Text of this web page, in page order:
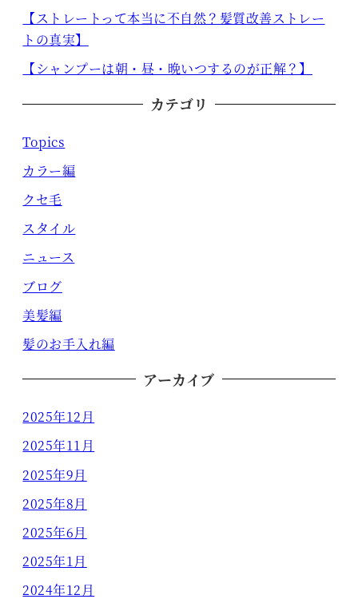
【ストレートって本当に不自然？髪質改善ストレー
トの真実】
【シャンプーは朝・昼・晩いつするのが正解？】
カテゴリ
Topics
カラー編
クセ毛
スタイル
ニュース
ブログ
美髪編
髪のお手入れ編
アーカイブ
2025年12月
2025年11月
2025年9月
2025年8月
2025年6月
2025年1月
2024年12月